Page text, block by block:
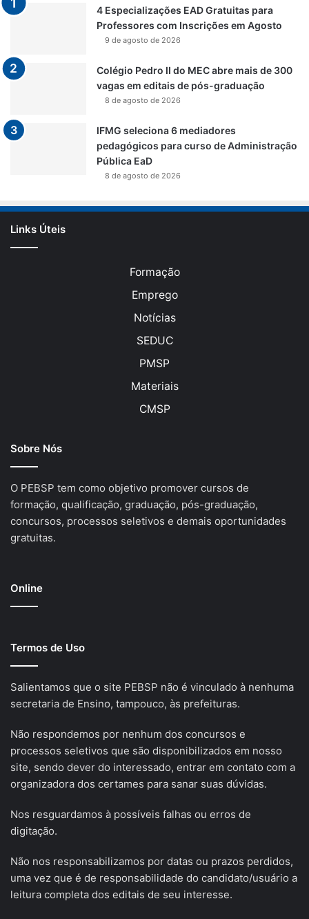
4 Especializações EAD Gratuitas para
Professores com Inscrições em Agosto
9 de agosto de 2026
Colégio Pedro II do MEC abre mais de 300
vagas em editais de pós-graduação
8 de agosto de 2026
IFMG seleciona 6 mediadores
pedagógicos para curso de Administração
Pública EaD
8 de agosto de 2026
Links Úteis
Formação
Emprego
Notícias
SEDUC
PMSP
Materiais
CMSP
Sobre Nós
O PEBSP tem como objetivo promover cursos de
formação, qualificação, graduação, pós-graduação,
concursos, processos seletivos e demais oportunidades
gratuitas.
Online
Termos de Uso
Salientamos que o site PEBSP não é vinculado à nenhuma
secretaria de Ensino, tampouco, às prefeituras.
Não respondemos por nenhum dos concursos e
processos seletivos que são disponibilizados em nosso
site, sendo dever do interessado, entrar em contato com a
organizadora dos certames para sanar suas dúvidas.
Nos resguardamos à possíveis falhas ou erros de
digitação.
Não nos responsabilizamos por datas ou prazos perdidos,
uma vez que é de responsabilidade do candidato/usuário a
leitura completa dos editais de seu interesse.